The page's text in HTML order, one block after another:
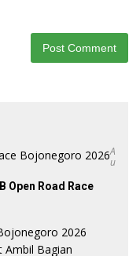
A
U
Open Road Race